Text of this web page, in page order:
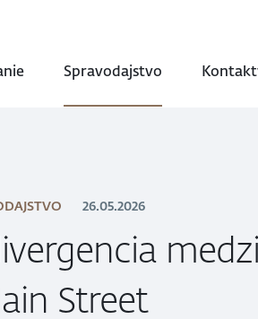
Spravodajstvo
26.05.2026
Street